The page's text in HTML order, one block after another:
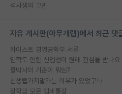
석사생의 고민
자유 게시판(아무개랩)에서 최근 댓
카이스트 경영공학부 서류
입학도 안한 신입생이 원래 관심을 받나요
물박사의 기준이 뭐임?
신생랩가지말라는 이유가 있었구나
장학금 모은 랩비통장